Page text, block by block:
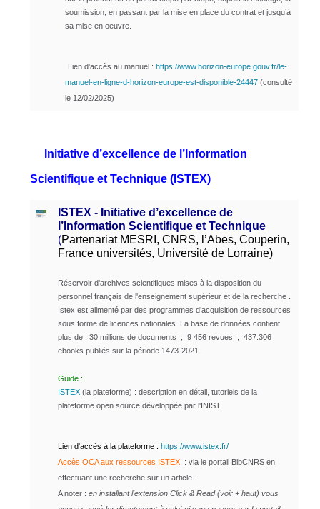
soumission, en passant par la mise en place du contrat et jusqu’à
sa mise en oeuvre.
Lien d'accès au manuel : https://www.horizon-europe.gouv.fr/le-
manuel-en-ligne-d-horizon-europe-est-disponible-24447 (consulté
le 12/02/2025)
Initiative d’excellence de l’Information
Scientifique et Technique (ISTEX)
ISTEX - Initiative d’excellence de
l’Information Scientifique et Technique
(Partenariat MESRI, CNRS, l’Abes, Couperin,
France universités, Université de Lorraine)
Réservoir d'archives scientifiques mises à la disposition du
personnel français de l'enseignement supérieur et de la recherche .
Istex est alimenté par des programmes d’acquisition de ressources
sous forme de licences nationales. La base de données contient
plus de : 30 millions de documents ; 9 456 revues ; 437.306
ebooks publiés sur la période 1473-2021.
Guide :
ISTEX (la plateforme) : description en détail, tutoriels de la
plateforme open source développée par l'INIST
Lien d'accès à la plateforme : https://www.istex.fr/
Accès OCA aux ressources ISTEX : via le portail BibCNRS en
effectuant une recherche sur un article .
A noter : en installant l'extension Click & Read (voir + haut) vous